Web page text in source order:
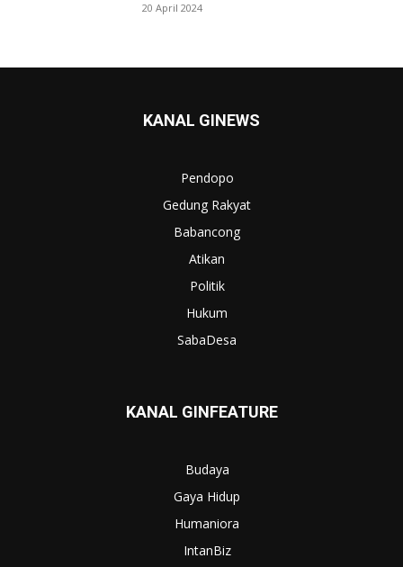
20 April 2024
KANAL GINEWS
Pendopo
Gedung Rakyat
Babancong
Atikan
Politik
Hukum
SabaDesa
KANAL GINFEATURE
Budaya
Gaya Hidup
Humaniora
IntanBiz